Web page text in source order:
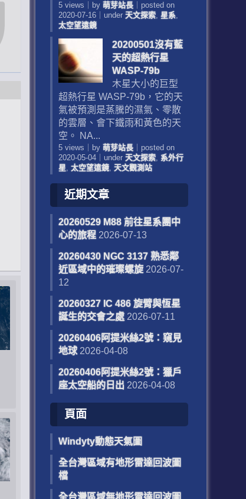
5 views by 萌芽站長｜ posted on
2020-07-16｜ under 天文探索, 星系,
太空望遠鏡
20200501沒有藍
天的超熱行星
WASP-79b
木星大小的巨型
超熱行星 WASP-79b，它的天
氣被預測是蒸騰的濕氣、零散
的雲層、會下鐵雨和黃色的天
空。 NA...
5 views by 萌芽站長｜ posted on
2020-05-04｜ under 天文探索, 系外行
星, 太空望遠鏡, 天文觀測站
近期文章
20260529 M88 前往星系團中
心的旅程 2026-07-13
20260430 NGC 3137 熟悉鄰
近區域中的璀璨螺旋 2026-07-
12
20260327 IC 486 旋臂與恆星
誕生的交會之處 2026-07-11
20260406阿提米絲2號：窺見
地球 2026-04-08
20260406阿提米絲2號：獵戶
座太空船的日出 2026-04-08
頁面
W​​indyty動態天氣圖
全台灣區域有地形雷達回波圖
檔
全台灣區域無地形雷達回波圖